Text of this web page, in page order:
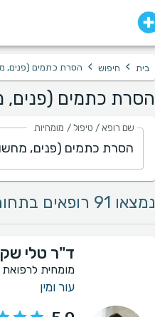
בית › חיפוש › הסרת כתמים (פנים,
הסרת כתמים (פנים,
שם רופא / טיפול / מומחיות
נמצאו 91 רופאים בתחום הסרת כתמים (פנים, מחשוף, כפות ידיים)
ד"ר טלי
מומחית לרפואת
עור ומין